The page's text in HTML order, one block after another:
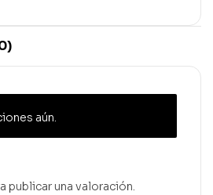
aún.
publicar una valoración.